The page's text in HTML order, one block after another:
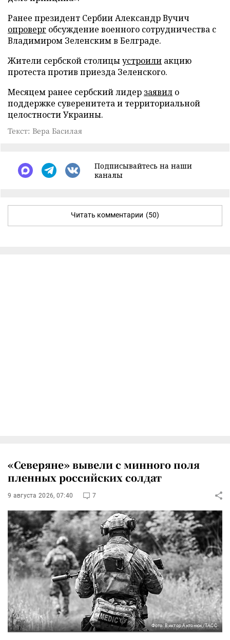
Ранее президент Сербии Александр Вучич
опроверг обсуждение военного сотрудничества с
Владимиром Зеленским в Белграде.
Жители сербской столицыустроили акцию
протеста против приезда Зеленского.
Месяцем ранее сербский лидер заявил о
поддержке суверенитета и территориальной
целостности Украины.
Текст: Вера Басилая
Подписывайтесь на наши
каналы
Читать комментарии (50)
«Северяне» вывели с минного поля
пленных российских солдат
9 августа 2026, 07:40 7
Фото: Виктор Антонюк/ТАСС